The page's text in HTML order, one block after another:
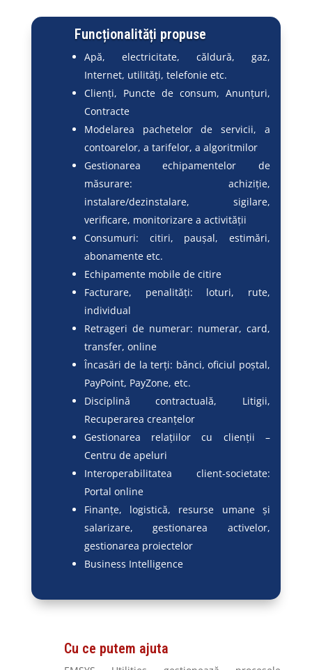
Funcționalități propuse
Apă, electricitate, căldură, gaz,
Internet, utilități, telefonie etc.
Clienți, Puncte de consum, Anunțuri,
Contracte
Modelarea pachetelor de servicii, a
contoarelor, a tarifelor, a algoritmilor
Gestionarea echipamentelor de
măsurare: achiziție,
instalare/dezinstalare, sigilare,
verificare, monitorizare a activității
Consumuri: citiri, paușal, estimări,
abonamente etc.
Echipamente mobile de citire
Facturare, penalități: loturi, rute,
individual
Retrageri de numerar: numerar, card,
transfer, online
Încasări de la terți: bănci, oficiul poștal,
PayPoint, PayZone, etc.
Disciplină contractuală, Litigii,
Recuperarea creanțelor
Gestionarea relațiilor cu clienții –
Centru de apeluri
Interoperabilitatea client-societate:
Portal online
Finanțe, logistică, resurse umane și
salarizare, gestionarea activelor,
gestionarea proiectelor
Business Intelligence
Cu ce putem ajuta